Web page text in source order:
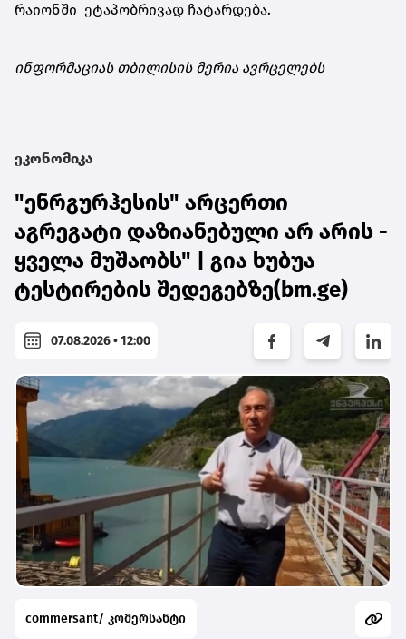
რაიონში ეტაპობრივად ჩატარდება.
ინფორმაციას თბილისის მერია ავრცელებს
ეკონომიკა
"ენრგურჰესის" არცერთი
აგრეგატი დაზიანებული არ არის -
ყველა მუშაობს" | გია ხუბუა
ტესტირების შედეგებზე(bm.ge)
07.08.2026 • 12:00
commersant/ კომერსანტი